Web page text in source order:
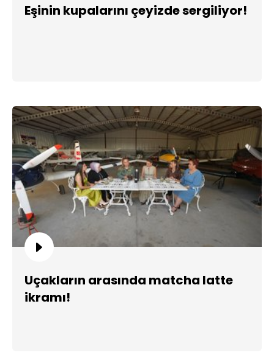
Eşinin kupalarını çeyizde sergiliyor!
Uçakların arasında matcha latte
ikramı!